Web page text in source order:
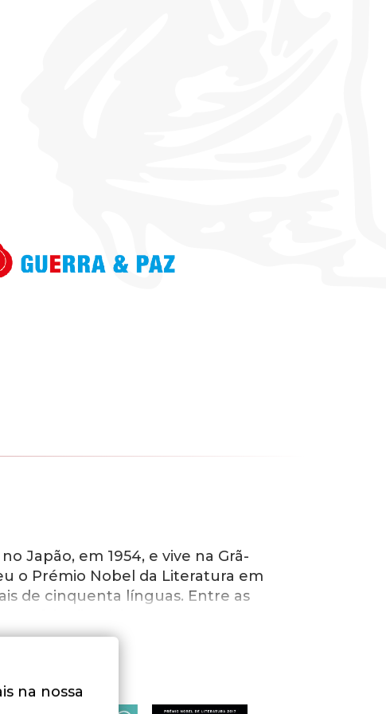
Japão, em 1954, e vive na Grã-
o Prémio Nobel da Literatura em
de cinquenta línguas. Entre as
e a condecoração francesa como
para o filme Living valeu-lhe, em
na nossa